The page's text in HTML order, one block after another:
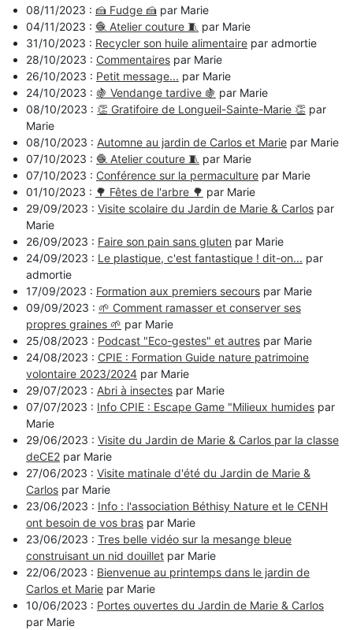
08/11/2023 : 🍰 Fudge 🍰 par Marie
04/11/2023 : 🧶 Atelier couture 🧵 par Marie
31/10/2023 : Recycler son huile alimentaire par admortie
28/10/2023 : Commentaires par Marie
26/10/2023 : Petit message... par Marie
24/10/2023 : 🍇 Vendange tardive 🍇 par Marie
08/10/2023 : 👏 Gratifoire de Longueil-Sainte-Marie 👏 par
Marie
08/10/2023 : Automne au jardin de Carlos et Marie par Marie
07/10/2023 : 🧶 Atelier couture 🧵 par Marie
07/10/2023 : Conférence sur la permaculture par Marie
01/10/2023 : 🌳 Fêtes de l'arbre 🌳 par Marie
29/09/2023 : Visite scolaire du Jardin de Marie & Carlos par
Marie
26/09/2023 : Faire son pain sans gluten par Marie
24/09/2023 : Le plastique, c'est fantastique ! dit-on... par
admortie
17/09/2023 : Formation aux premiers secours par Marie
09/09/2023 : 🌱 Comment ramasser et conserver ses
propres graines 🌱 par Marie
25/08/2023 : Podcast "Eco-gestes" et autres par Marie
24/08/2023 : CPIE : Formation Guide nature patrimoine
volontaire 2023/2024 par Marie
29/07/2023 : Abri à insectes par Marie
07/07/2023 : Info CPIE : Escape Game "Milieux humides par
Marie
29/06/2023 : Visite du Jardin de Marie & Carlos par la classe
deCE2 par Marie
27/06/2023 : Visite matinale d'été du Jardin de Marie &
Carlos par Marie
23/06/2023 : Info : l'association Béthisy Nature et le CENH
ont besoin de vos bras par Marie
23/06/2023 : Tres belle vidéo sur la mesange bleue
construisant un nid douillet par Marie
22/06/2023 : Bienvenue au printemps dans le jardin de
Carlos et Marie par Marie
10/06/2023 : Portes ouvertes du Jardin de Marie & Carlos
par Marie